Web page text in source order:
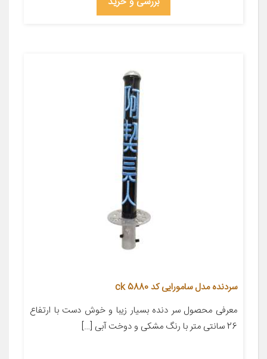
سردنده مدل سامورایی کد ck 5880
معرفی محصول سر دنده بسیار زیبا و خوش دست با ارتفاع
26 سانتی متر با رنگ مشکی و دوخت آبی […]